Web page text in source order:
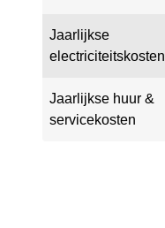
Jaarlijkse
electriciteitskosten
Jaarlijkse huur &
servicekosten